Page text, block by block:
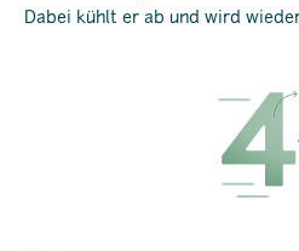
Dabei kühlt er ab und wird